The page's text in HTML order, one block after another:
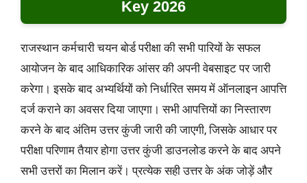
Key 2026
राजस्थान कर्मचारी चयन बोर्ड परीक्षा की सभी पारियों के सफल
आयोजन के बाद आधिकारिक आंसर की अपनी वेबसाइट पर जारी
करेगा। इसके बाद अभ्यर्थियों को निर्धारित समय में ऑनलाइन आपत्ति
दर्ज कराने का अवसर दिया जाएगा। सभी आपत्तियों का निस्तारण
करने के बाद अंतिम उत्तर कुंजी जारी की जाएगी, जिसके आधार पर
परीक्षा परिणाम तैयार होगा उत्तर कुंजी डाउनलोड करने के बाद अपने
सभी उत्तरों का मिलान करें। प्रत्येक सही उत्तर के अंक जोड़ें और